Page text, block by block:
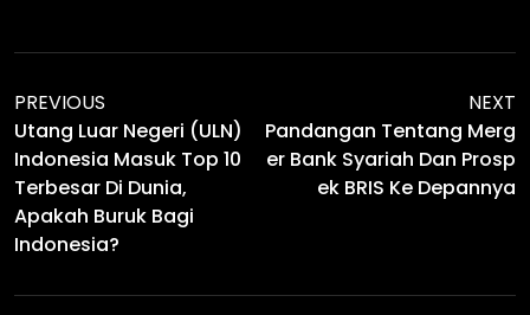
PREVIOUS
Utang Luar Negeri (ULN)
Indonesia Masuk Top 10
Terbesar Di Dunia,
Apakah Buruk Bagi
Indonesia?
NEXT
Pandangan Tentang Merg
Er Bank Syariah Dan Prosp
Ek BRIS Ke Depannya